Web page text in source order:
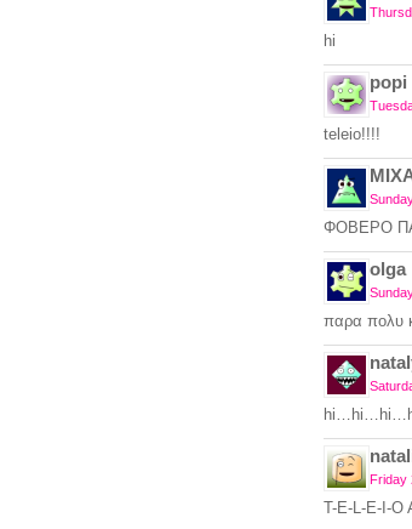
hi
popi
teleio!!!!
ΦΟΒΕΡΟ
olga
παρα πολυ
Friday
T-E-L-E-I-O